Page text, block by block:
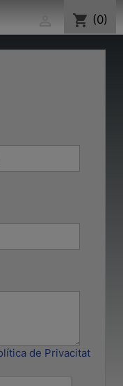
shopping_cart (0)
de Privacitat